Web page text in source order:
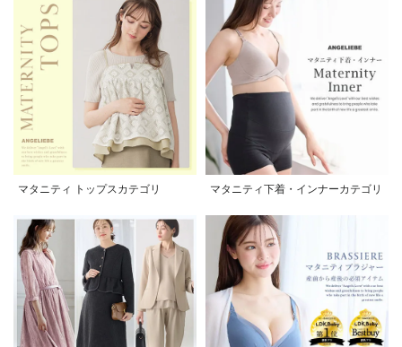
マタニティ トップスカテゴリ マタニティ下着・インナーカテゴリ